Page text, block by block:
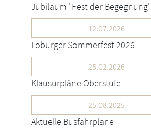
Jubiläum "Fest der Begegnung"
12.07.2026
Loburger Sommerfest 2026
25.02.2026
Klausurpläne Oberstufe
25.08.2025
Aktuelle Busfahrpläne